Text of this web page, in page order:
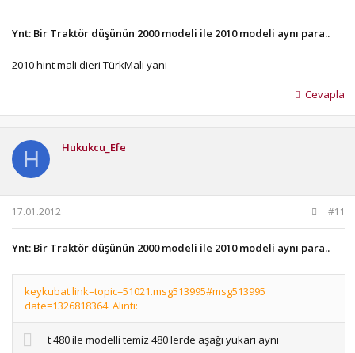
Ynt: Bir Traktör düşünün 2000 modeli ile 2010 modeli aynı para..
2010 hint mali dieri TürkMali yani
Cevapla
H Hukukcu_Efe
17.01.2012 #11
Ynt: Bir Traktör düşünün 2000 modeli ile 2010 modeli aynı para..
keykubat link=topic=51021.msg513995#msg513995
date=1326818364' Alıntı:
t 480 ile modelli temiz 480 lerde aşağı yukarı aynı